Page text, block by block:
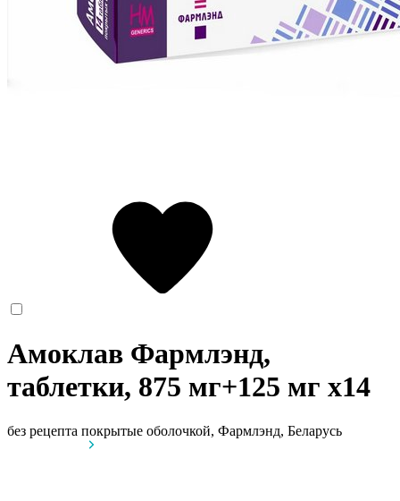
Амоклав Фармлэнд,
таблетки, 875 мг+125 мг x14
без рецепта покрытые оболочкой, Фармлэнд, Беларусь